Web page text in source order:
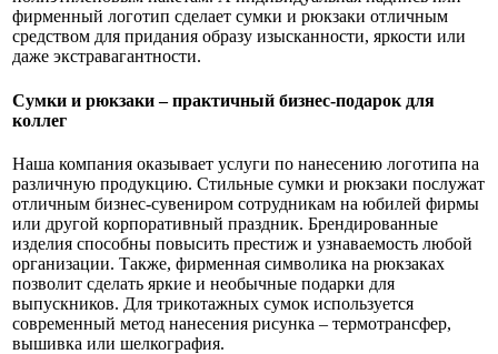
фирменный логотип сделает сумки и рюкзаки отличным
средством для придания образу изысканности, яркости или
даже экстравагантности.
Сумки и рюкзаки – практичный бизнес-подарок для
коллег
Наша компания оказывает услуги по нанесению логотипа на
различную продукцию. Стильные сумки и рюкзаки послужат
отличным бизнес-сувениром сотрудникам на юбилей фирмы
или другой корпоративный праздник. Брендированные
изделия способны повысить престиж и узнаваемость любой
организации. Также, фирменная символика на рюкзаках
позволит сделать яркие и необычные подарки для
выпускников. Для трикотажных сумок используется
современный метод нанесения рисунка – термотрансфер,
вышивка или шелкография.